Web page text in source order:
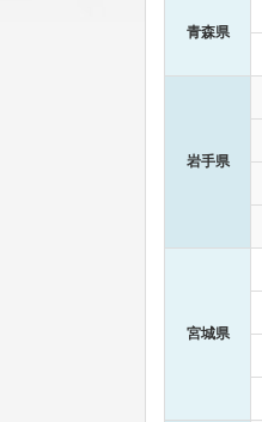
青森県
岩手県
宮城県